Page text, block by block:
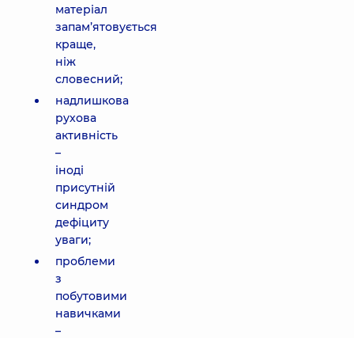
матеріал
запам’ятовується
краще,
ніж
словесний;
надлишкова
рухова
активність
–
іноді
присутній
синдром
дефіциту
уваги;
проблеми
з
побутовими
навичками
–